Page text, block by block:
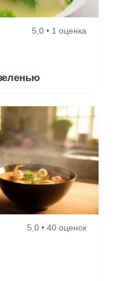
5,0 • 1 оценка
5,0 • 40 оценок